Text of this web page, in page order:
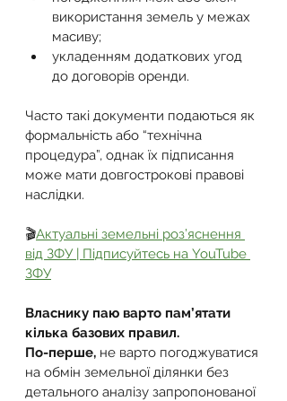
використання земель у межах
масиву;
укладенням додаткових угод
до договорів оренди.
Часто такі документи подаються як
формальність або “технічна
процедура”, однак їх підписання
може мати довгострокові правові
наслідки.
🎬Актуальні земельні роз’яснення
від ЗФУ | Підписуйтесь на YouTube
ЗФУ
Власнику паю варто пам’ятати
кілька базових правил.
По-перше, не варто погоджуватися
на обмін земельної ділянки без
детального аналізу запропонованої